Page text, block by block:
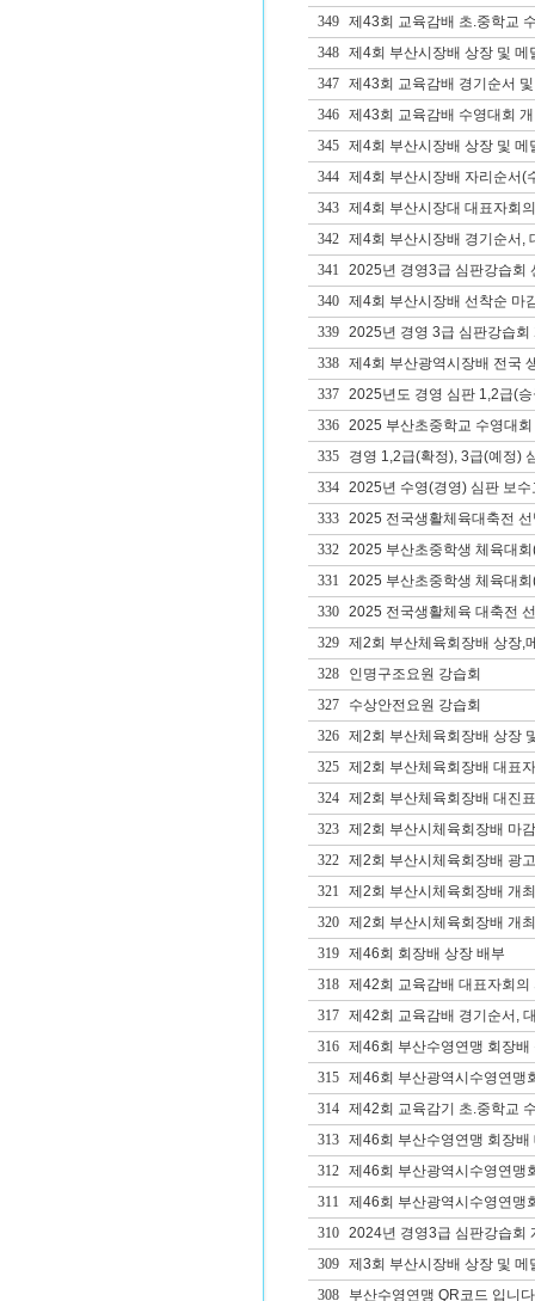
349
제43회 교육감배 초.중학교
348
제4회 부산시장배 상장 및 메
347
제43회 교육감배 경기순서
346
제43회 교육감배 수영대회
345
제4회 부산시장배 상장 및 메
344
제4회 부산시장배 자리순서(
343
제4회 부산시장대 대표자회
342
제4회 부산시장배 경기순서,
341
2025년 경영3급 심판강습회
340
제4회 부산시장배 선착순 마
339
2025년 경영 3급 심판강습회
338
제4회 부산광역시장배 전국
337
2025년도 경영 심판 1,2급(
336
2025 부산초중학교 수영대
335
경영 1,2급(확정), 3급(예정)
334
2025년 수영(경영) 심판 보수
333
2025 전국생활체육대축전
332
2025 부산초중학생 체육대
331
2025 부산초중학생 체육대
330
2025 전국생활체육 대축전
329
제2회 부산체육회장배 상장,
328
인명구조요원 강습회
327
수상안전요원 강습회
326
제2회 부산체육회장배 상장
325
제2회 부산체육회장배 대표
324
제2회 부산체육회장배 대진
323
제2회 부산시체육회장배 마감
322
제2회 부산시체육회장배 광
321
제2회 부산시체육회장배 개
320
제2회 부산시체육회장배 개
319
제46회 회장배 상장 배부
318
제42회 교육감배 대표자회
317
제42회 교육감배 경기순서,
316
제46회 부산수영연맹 회장배
315
제46회 부산광역시수영연맹
314
제42회 교육감기 초.중학교
313
제46회 부산수영연맹 회장
312
제46회 부산광역시수영연맹
311
제46회 부산광역시수영연맹
310
2024년 경영3급 심판강습회
309
제3회 부산시장배 상장 및 메
308
부산수영연맹 QR코드 입니